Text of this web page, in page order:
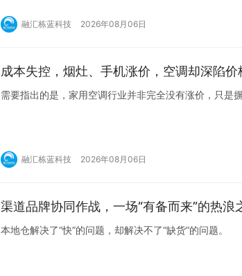
融汇栋蓝科技 2026年08月06日
成本失控，烟灶、手机涨价，空调却深陷价
需要指出的是，家用空调行业并非完全没有涨价，只是
融汇栋蓝科技 2026年08月06日
渠道品牌协同作战，一场“有备而来”的热浪
本地仓解决了“快”的问题，却解决不了“缺货”的问题。